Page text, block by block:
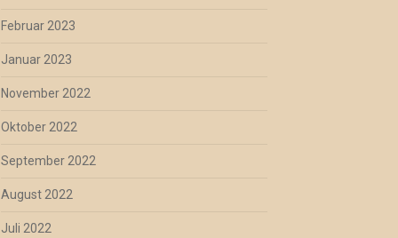
Februar 2023
Januar 2023
November 2022
Oktober 2022
September 2022
August 2022
Juli 2022